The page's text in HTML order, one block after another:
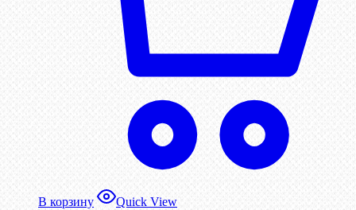
В корзину Quick View